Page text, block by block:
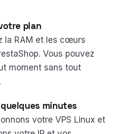
plan
la RAM et les cœurs
Vous pouvez
moment sans tout
minutes
votre VPS Linux et